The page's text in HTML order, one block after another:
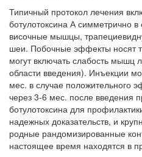
Типичный протокол лечения
ботулотоксина А симметрично
височные мыш­цы,
шеи. Побочные эффекты носят
могут включать слабость мышц
области введения). Инъекции
мес. в случае положительного
через 3-6 мес. после введения
ботулотоксина для
надежных доказательств, и
родные рандомизированные
настоящее время находятся в